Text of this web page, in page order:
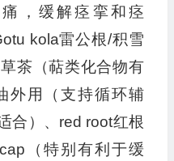
，缓解痉挛和痉
kola雷公根/积雪
茶（萜类化合物有
外用（支持循环辅
合）、red root红根
（特别有利于缓